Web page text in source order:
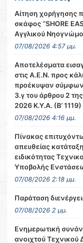
Αίτηση χορήγησης
σκάφος ‘’SHORE
Αγγλικού
07/08/2026 4:57 μμ.
Αποτελέσματα
στις Α.Ε.Ν. προς
προέκυψαν
3.γ του άρθρου 2
2026 Κ.Υ.Α. (Β’
07/08/2026 4:16 μμ.
Πίνακας
απευθείας
ειδικότητας
Υποβολής
07/08/2026 2:18 μμ.
Παράταση
07/08/2026 2 μμ.
Ενημερωτική
ανοιχτού Τεχνικού